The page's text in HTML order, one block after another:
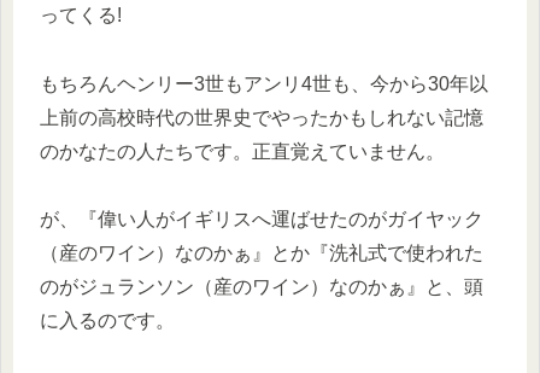
ってくる!
もちろんヘンリー3世もアンリ4世も、今から30年以
上前の高校時代の世界史でやったかもしれない記憶
のかなたの人たちです。正直覚えていません。
が、『偉い人がイギリスへ運ばせたのがガイヤック
（産のワイン）なのかぁ』とか『洗礼式で使われた
のがジュランソン（産のワイン）なのかぁ』と、頭
に入るのです。